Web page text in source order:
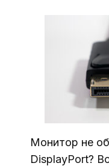
Монитор не
DisplayPort?